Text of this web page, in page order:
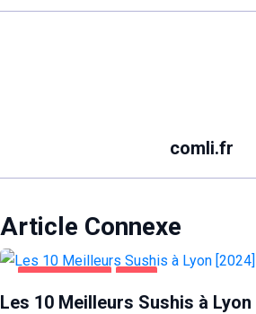
comli.fr
Article Connexe
ALIMENTATION LYON
Les 10 Meilleurs Sushis à Lyon